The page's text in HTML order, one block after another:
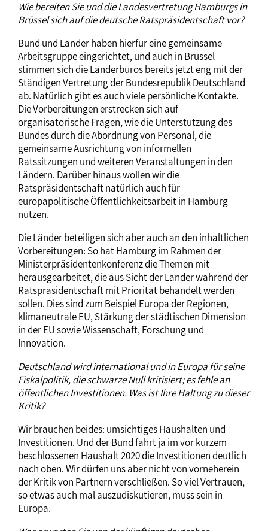
Wie bereiten Sie und die Landesvertretung Hamburgs in
Brüssel sich auf die deutsche Ratspräsidentschaft vor?
Bund und Länder haben hierfür eine gemeinsame
Arbeitsgruppe eingerichtet, und auch in Brüssel
stimmen sich die Länderbüros bereits jetzt eng mit der
Ständigen Vertretung der Bundesrepublik Deutschland
ab. Natürlich gibt es auch viele persönliche Kontakte.
Die Vorbereitungen erstrecken sich auf
organisatorische Fragen, wie die Unterstützung des
Bundes durch die Abordnung von Personal, die
gemeinsame Ausrichtung von informellen
Ratssitzungen und weiteren Veranstaltungen in den
Ländern. Darüber hinaus wollen wir die
Ratspräsidentschaft natürlich auch für
europapolitische Öffentlichkeitsarbeit in Hamburg
nutzen.
Die Länder beteiligen sich aber auch an den inhaltlichen
Vorbereitungen: So hat Hamburg im Rahmen der
Ministerpräsidentenkonferenz die Themen mit
herausgearbeitet, die aus Sicht der Länder während der
Ratspräsidentschaft mit Priorität behandelt werden
sollen. Dies sind zum Beispiel Europa der Regionen,
klimaneutrale EU, Stärkung der städtischen Dimension
in der EU sowie Wissenschaft, Forschung und
Innovation.
Deutschland wird international und in Europa für seine
Fiskalpolitik, die schwarze Null kritisiert; es fehle an
öffentlichen Investitionen. Was ist Ihre Haltung zu dieser
Kritik?
Wir brauchen beides: umsichtiges Haushalten und
Investitionen. Und der Bund fährt ja im vor kurzem
beschlossenen Haushalt 2020 die Investitionen deutlich
nach oben. Wir dürfen uns aber nicht von vorneherein
der Kritik von Partnern verschließen. So viel Vertrauen,
so etwas auch mal auszudiskutieren, muss sein in
Europa.